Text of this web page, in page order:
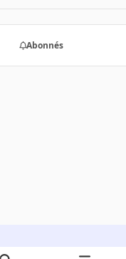
Abonnés